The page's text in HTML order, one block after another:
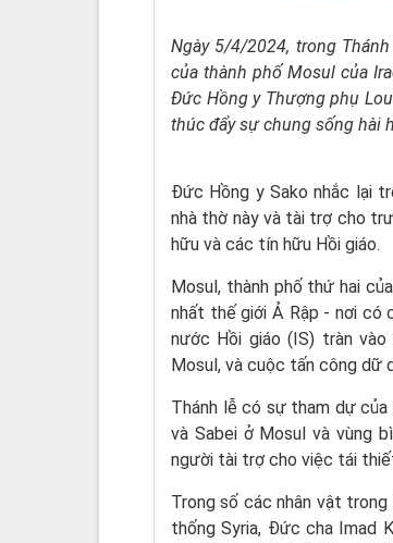
Ngày 5/4/2024, trong
của thành phố Mosul của
Đức Hồng y Thượng phụ
thúc đẩy sự chung sống hài
Đức Hồng y Sako nhắc lại
nhà thờ này và tài trợ cho
hữu và các tín hữu Hồi giáo.
Mosul, thành phố thứ hai
nhất thế giới Ả Rập - nơi có
nước Hồi giáo (IS) tràn
Mosul, và cuộc tấn công dữ
Thánh lễ có sự tham dự của
và Sabei ở Mosul và vùng
người tài trợ cho việc tái
Trong số các nhân vật trong
thống Syria, Đức cha Imad